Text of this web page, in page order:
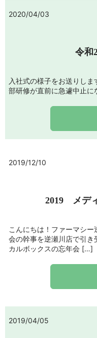
2020/04/03
令和
入社式の様子をお送りし
部研修が直前に急遽中止
2019/12/10
2019 メデ
こんにちは！ファーマシ
会の幹事を逆瀬川店で引き
カルボックスの忘年会 […]
2019/04/05